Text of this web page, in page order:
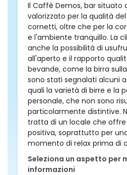
Il Caffè Demos, bar situato
valorizzato per la qualità
cornetti, oltre che per la
e l'ambiente tranquillo. La
anche la possibilità di
all'aperto e il rapporto
bevande, come la birra
sono stati segnalati alcuni
quali la varietà di birre e la
personale, che non sono
particolarmente distintive.
tratta di un locale che offre
positiva, soprattutto per
momento di relax prima di
Seleziona un aspetto per
informazioni